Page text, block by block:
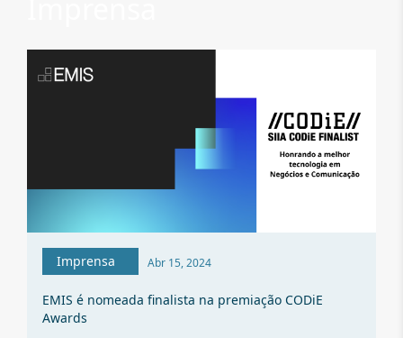
Imprensa Abr 15, 2024
EMIS é nomeada finalista na premiação CODiE
Awards